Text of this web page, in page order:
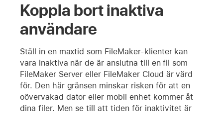
Koppla bort inaktiva
användare
Ställ in en maxtid som FileMaker-klienter kan
vara inaktiva när de är anslutna till en fil som
FileMaker Server eller FileMaker Cloud är värd
för. Den här gränsen minskar risken för att en
oövervakad dator eller mobil enhet kommer åt
dina filer. Men se till att tiden för inaktivitet är